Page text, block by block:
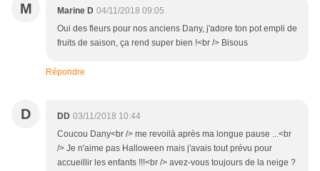
M Marine D 04/11/2018 09:05
Oui des fleurs pour nos anciens Dany, j'adore ton pot empli de
fruits de saison, ça rend super bien !<br /> Bisous
Répondre
D DD 03/11/2018 10:44
Coucou Dany<br /> me revoilà après ma longue pause ...<br
/> Je n'aime pas Halloween mais j'avais tout prévu pour
accueillir les enfants !!!<br /> avez-vous toujours de la neige ?